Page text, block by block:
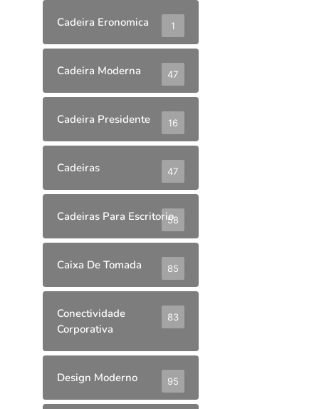
Cadeira Eronomica 1
Cadeira Moderna 47
Cadeira Presidente 16
Cadeiras 47
Cadeiras Para Escritorio58
Caixa De Tomada 85
Conectividade
Corporativa
83
Design Moderno 95